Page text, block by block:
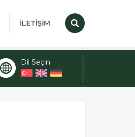
İLETİŞİM
Dil Seçin